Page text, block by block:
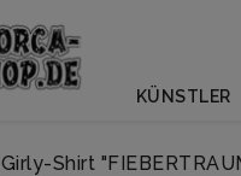
Girly-Shirt
KÜNSTLER